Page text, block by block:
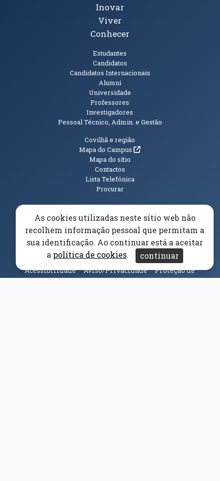
Inovar
Viver
Conhecer
Estudantes
Candidatos
Candidatos Internacionais
Alumni
Universidade
Professores
Investigadores
Pessoal Técnico, Admin. e Gestão
Informações Adicionais
Covilhã e região
Mapa do Campus(abre em nova janela)
Mapa do sítio
Contactos
Lista Telefónica
Procurar
Elogios, Sugestões e Reclamações Livro Amarelo
Canal Denúncia(abre em nova janela)
Acessibilidade Aviso/Privacidade
Proteção de
Dados
As cookies utilizadas neste sítio web não
recolhem informação pessoal que permitam a
sua identificação. Ao continuar está a aceitar
a política de cookies. continuar